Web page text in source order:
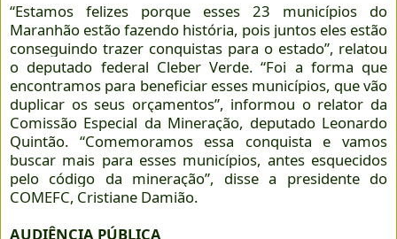
“Estamos felizes porque esses 23 municípios do
Maranhão estão fazendo história, pois juntos eles estão
conseguindo trazer conquistas para o estado”, relatou
o deputado federal Cleber Verde. “Foi a forma que
encontramos para beneficiar esses municípios, que vão
duplicar os seus orçamentos”, informou o relator da
Comissão Especial da Mineração, deputado Leonardo
Quintão. “Comemoramos essa conquista e vamos
buscar mais para esses municípios, antes esquecidos
pelo código da mineração”, disse a presidente do
COMEFC, Cristiane Damião.
AUDIÊNCIA PÚBLICA